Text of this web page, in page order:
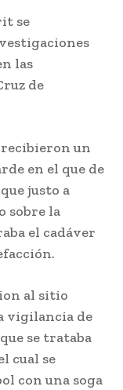
se
las
de
recibieron un
en el que de
justo a
sobre la
el cadáver
al sitio
vigilancia de
se trataba
cual se
con una soga